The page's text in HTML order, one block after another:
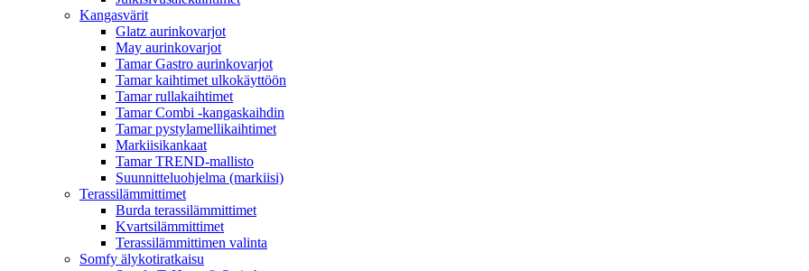
Kangasvärit
Glatz aurinkovarjot
May aurinkovarjot
Tamar Gastro aurinkovarjot
Tamar kaihtimet ulkokäyttöön
Tamar rullakaihtimet
Tamar Combi -kangaskaihdin
Tamar pystylamellikaihtimet
Markiisikankaat
Tamar TREND-mallisto
Suunnitteluohjelma (markiisi)
Terassilämmittimet
Burda terassilämmittimet
Kvartsilämmittimet
Terassilämmittimen valinta
Somfy älykotiratkaisu